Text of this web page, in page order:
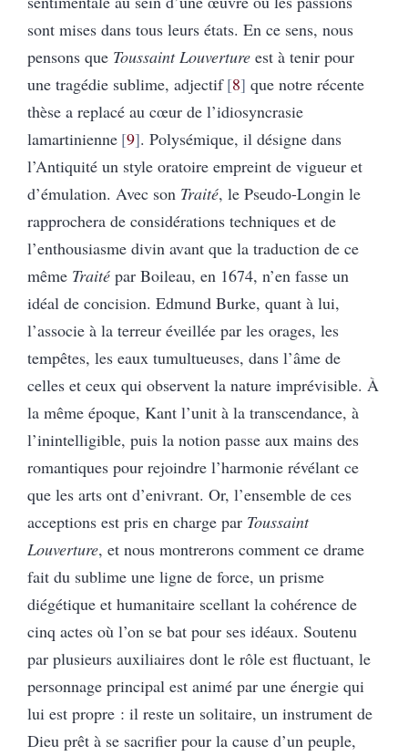
sont mises dans tous leurs états. En ce sens, nous
pensons que Toussaint Louverture est à tenir pour
une tragédie sublime, adjectif 8 que notre récente
thèse a replacé au cœur de l’idiosyncrasie
lamartinienne 9 . Polysémique, il désigne dans
l’Antiquité un style oratoire empreint de vigueur et
d’émulation. Avec son Traité, le Pseudo-Longin le
rapprochera de considérations techniques et de
l’enthousiasme divin avant que la traduction de ce
même Traité par Boileau, en 1674, n’en fasse un
idéal de concision. Edmund Burke, quant à lui,
l’associe à la terreur éveillée par les orages, les
tempêtes, les eaux tumultueuses, dans l’âme de
celles et ceux qui observent la nature imprévisible. À
la même époque, Kant l’unit à la transcendance, à
l’inintelligible, puis la notion passe aux mains des
romantiques pour rejoindre l’harmonie révélant ce
que les arts ont d’enivrant. Or, l’ensemble de ces
acceptions est pris en charge par Toussaint
Louverture, et nous montrerons comment ce drame
fait du sublime une ligne de force, un prisme
diégétique et humanitaire scellant la cohérence de
cinq actes où l’on se bat pour ses idéaux. Soutenu
par plusieurs auxiliaires dont le rôle est fluctuant, le
personnage principal est animé par une énergie qui
lui est propre : il reste un solitaire, un instrument de
Dieu prêt à se sacrifier pour la cause d’un peuple,